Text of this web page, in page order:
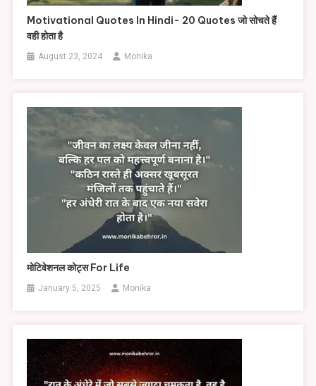
Motivational Quotes In Hindi- 20 Quotes जो सोचते हैं
वही होता है
August 23, 2024 Monika
मोटिवेशनल कोट्स For Life
January 5, 2025 Monika